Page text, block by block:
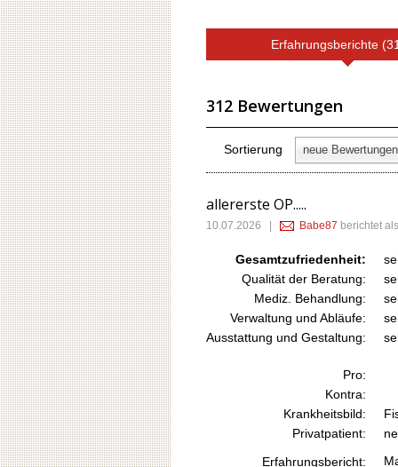
Erfahrungsberichte
312 Bewertungen
Sortierung neue
allererste OP.....
10.07.2026 Babe87 berichtet
Gesamtzufriedenheit:
Qualität der Beratung:
Mediz. Behandlung:
Verwaltung und Abläufe:
Ausstattung und Gestaltung:
Pro:
Kontra:
Krankheitsbild:
Privatpatient:
Erfahrungsbericht: